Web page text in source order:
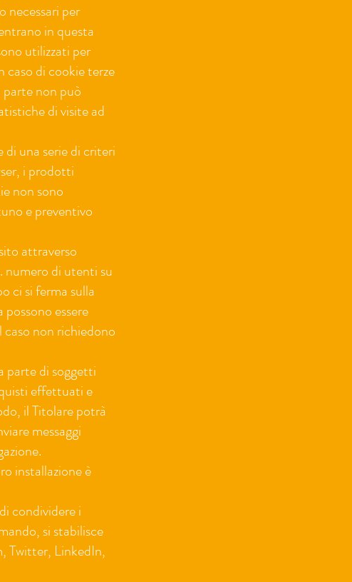
necessari per
in questa
utilizzati per
caso di cookie terze
parte non può
di visite ad
una serie di criteri
i prodotti
non sono
e preventivo
attraverso
numero di utenti su
ci si ferma sulla
essere
non richiedono
parte di soggetti
effettuati e
il Titolare potrà
messaggi
installazione è
condividere i
si stabilisce
Twitter, LinkedIn,